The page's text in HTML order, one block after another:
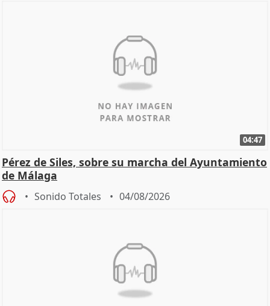
04:47
Pérez de Siles, sobre su marcha del Ayuntamiento
de Málaga
Sonido Totales 04/08/2026